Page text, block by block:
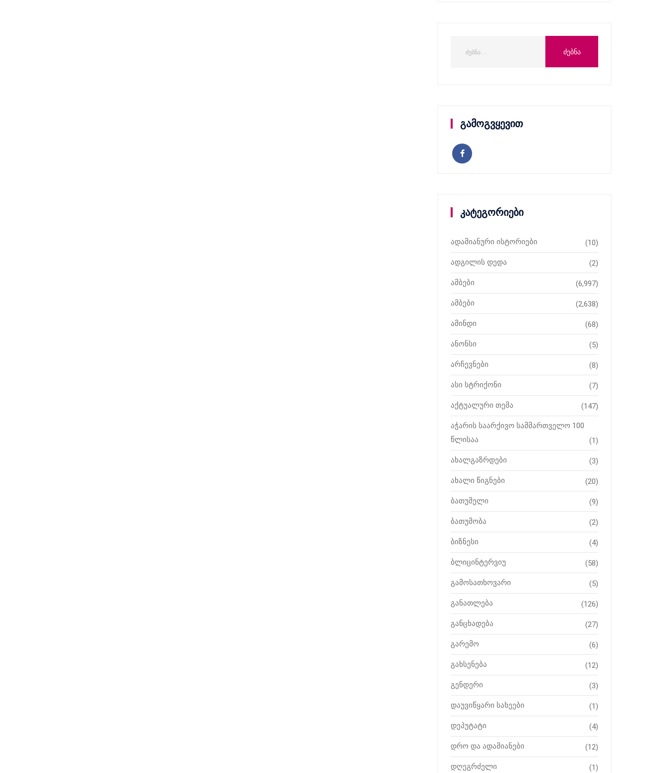
გამოგვყევით
კატეგორიები
ადამიანური ისტორიები (10)
ადგილის დედა (2)
ამბები (6,997)
ამბები (2,638)
ამინდი (68)
ანონსი (5)
არჩევნები (8)
ასი სტრიქონი (7)
აქტუალური თემა (147)
აჭარის საარქივო სამმართველო 100
წლისაა
(1)
ახალგაზრდები (3)
ახალი წიგნები (20)
ბათუმელი (9)
ბათუმობა (2)
ბიზნესი (4)
ბლიცინტერვიუ (58)
გამოსათხოვარი (5)
განათლება (126)
განცხადება (27)
გარემო (6)
გახსენება (12)
გენდერი (3)
დაუვიწყარი სახეები (1)
დეპუტატი (4)
დრო და ადამიანები (12)
დღეგრძელი (1)